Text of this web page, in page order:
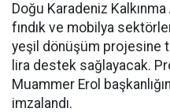
Doğu Karadeniz Kalkınma
fındık ve mobilya
yeşil dönüşüm projesine
lira destek sağlayacak.
Muammer Erol
imzalandı.